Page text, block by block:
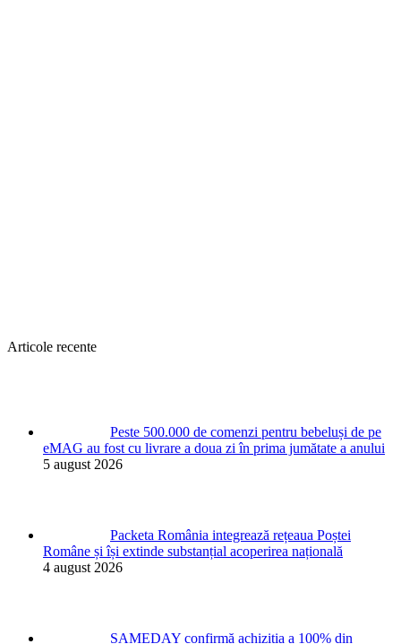
Articole recente
Peste 500.000 de comenzi pentru bebeluși de pe
eMAG au fost cu livrare a doua zi în prima jumătate a anului
5 august 2026
Packeta România integrează rețeaua Poștei
Române și își extinde substanțial acoperirea națională
4 august 2026
SAMEDAY confirmă achiziția a 100% din